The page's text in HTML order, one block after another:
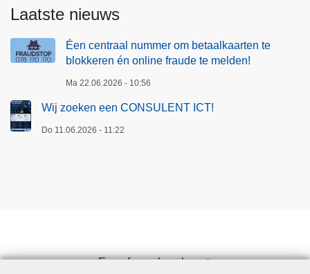
Laatste nieuws
Éen centraal nummer om betaalkaarten te
blokkeren én online fraude te melden!
Ma 22.06.2026 - 10:56
Wij zoeken een CONSULENT ICT!
Do 11.06.2026 - 11:22
Een afspraak maken